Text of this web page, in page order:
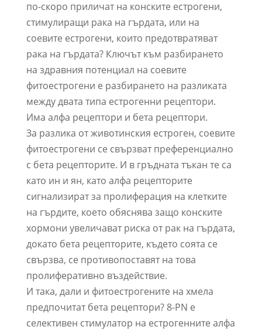
по-скоро приличат на конските естрогени,
стимулиращи рака на гърдата, или на
соевите естрогени, които предотвратяват
рака на гърдата? Ключът към разбирането
на здравния потенциал на соевите
фитоестрогени е разбирането на разликата
между двата типа естрогенни рецептори.
Има алфа рецептори и бета рецептори.
За разлика от животинския естроген, соевите
фитоестрогени се свързват преференциално
с бета рецепторите. И в гръдната тъкан те са
като ин и ян, като алфа рецепторите
сигнализират за пролиферация на клетките
на гърдите, което обяснява защо конските
хормони увеличават риска от рак на гърдата,
докато бета рецепторите, където соята се
свързва, се противопоставят на това
пролиферативно въздействие.
И така, дали и фитоестрогените на хмела
предпочитат бета рецептори? 8-PN е
селективен стимулатор на естрогенните алфа